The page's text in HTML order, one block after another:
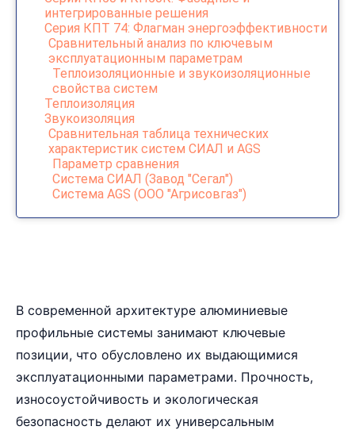
интегрированные решения
Серия КПТ 74: Флагман энергоэффективности
Сравнительный анализ по ключевым
эксплуатационным параметрам
Теплоизоляционные и звукоизоляционные
свойства систем
Теплоизоляция
Звукоизоляция
Сравнительная таблица технических
характеристик систем СИАЛ и AGS
Параметр сравнения
Система СИАЛ (Завод "Сегал")
Система AGS (ООО "Агрисовгаз")
В современной архитектуре алюминиевые
профильные системы занимают ключевые
позиции, что обусловлено их выдающимися
эксплуатационными параметрами. Прочность,
износоустойчивость и экологическая
безопасность делают их универсальным